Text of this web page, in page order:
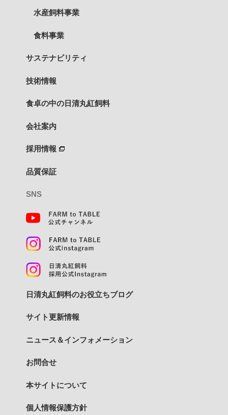
水産飼料事業
食料事業
サステナビリティ
技術情報
食卓の中の日清丸紅飼料
会社案内
採用情報
品質保証
SNS
日清丸紅飼料のお役立ちブログ
サイト更新情報
ニュース＆インフォメーション
お問合せ
本サイトについて
個人情報保護方針